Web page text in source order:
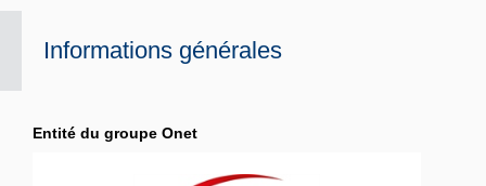
Informations générales
Entité du groupe Onet